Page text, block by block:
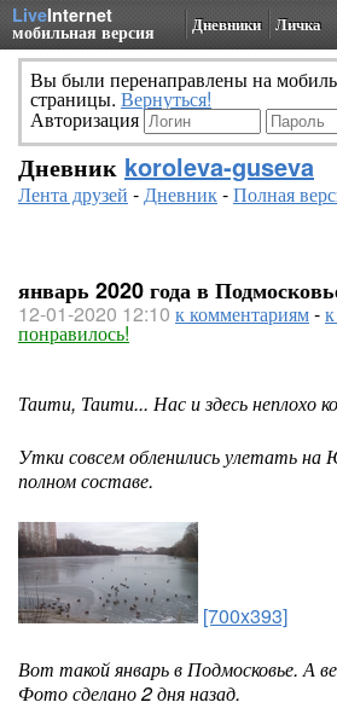
LiveInternet
мобильная версия Дневники Личка
Вы были перенаправлены на
страницы. Вернуться!
Авторизация
Дневник koroleva-guseva
Лента друзей -Дневник-Полная
январь 2020 года в
12-01-2020 12:10 к комментариям-
понравилось!
Таити, Таити... Нас и здесь неплохо
Утки совсем обленились улетать на
полном составе.
[700x393]
Вот такой январь в Подмосковье. А
Фото сделано 2 дня назад.